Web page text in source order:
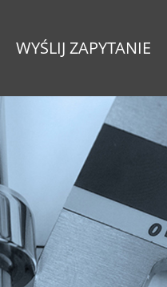
WYŚLIJ ZAPYTANIE